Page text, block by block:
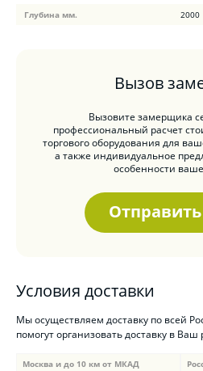
Глубина мм.
2000
Вызов
Вызовите замерщика
профессиональный расчет
торгового оборудования для
а также индивидуальное
особенности
Условия доставки
Мы осуществляем доставку по всей
помогут организовать доставку в Ваш
Москва и до 10 км от МКАД